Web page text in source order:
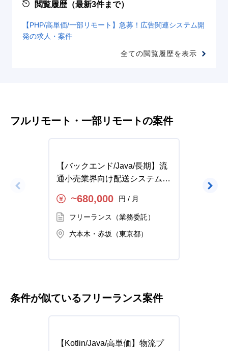
閲覧履歴（最新3件まで）
【PHP/高単価/一部リモート】急募！広告関連システム開
発の求人・案件
全ての閲覧履歴を表示
フルリモート・一部リモートの案件
【バックエンド/Java/長期】流
通小売業界向け配送システムリ
〜680,000 円 / 月
フリーランス（業務委託）
六本木・赤坂（東京都）
求人
条件が似ているフリーランス案件
【Kotlin/Java/高単価】物流プ